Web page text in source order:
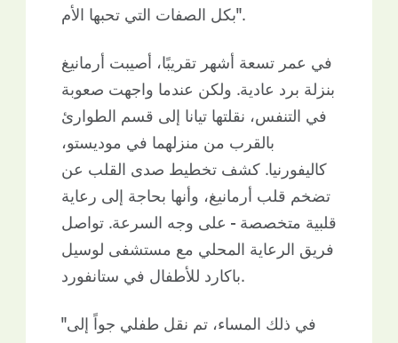
بكل الصفات التي تحبها الأم".
في عمر تسعة أشهر تقريبًا، أصيبت أرمانيغ
بنزلة برد عادية. ولكن عندما واجهت صعوبة
في التنفس، نقلتها تيانا إلى قسم الطوارئ
بالقرب من منزلهما في موديستو،
كاليفورنيا. كشف تخطيط صدى القلب عن
تضخم قلب أرمانيغ، وأنها بحاجة إلى رعاية
قلبية متخصصة - على وجه السرعة. تواصل
فريق الرعاية المحلي مع مستشفى لوسيل
باكارد للأطفال في ستانفورد.
"في ذلك المساء، تم نقل طفلي جواً إلى